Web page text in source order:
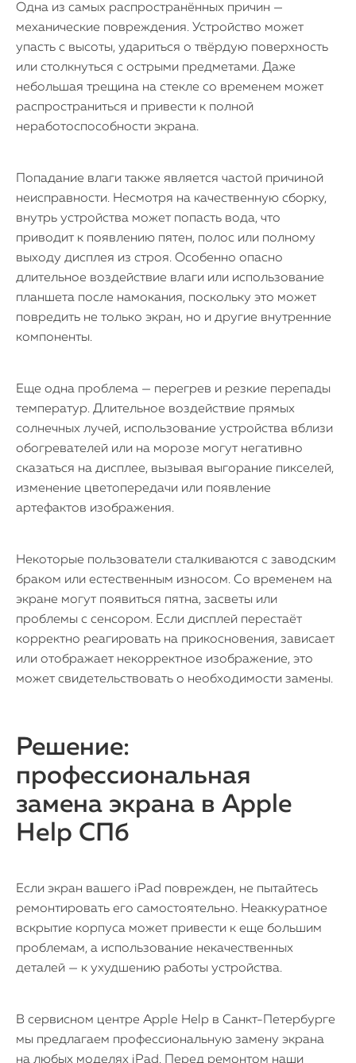
Одна из самых распространённых причин —
механические повреждения. Устройство может
упасть с высоты, удариться о твёрдую поверхность
или столкнуться с острыми предметами. Даже
небольшая трещина на стекле со временем может
распространиться и привести к полной
неработоспособности экрана.
Попадание влаги также является частой причиной
неисправности. Несмотря на качественную сборку,
внутрь устройства может попасть вода, что
приводит к появлению пятен, полос или полному
выходу дисплея из строя. Особенно опасно
длительное воздействие влаги или использование
планшета после намокания, поскольку это может
повредить не только экран, но и другие внутренние
компоненты.
Еще одна проблема — перегрев и резкие перепады
температур. Длительное воздействие прямых
солнечных лучей, использование устройства вблизи
обогревателей или на морозе могут негативно
сказаться на дисплее, вызывая выгорание пикселей,
изменение цветопередачи или появление
артефактов изображения.
Некоторые пользователи сталкиваются с заводским
браком или естественным износом. Со временем на
экране могут появиться пятна, засветы или
проблемы с сенсором. Если дисплей перестаёт
корректно реагировать на прикосновения, зависает
или отображает некорректное изображение, это
может свидетельствовать о необходимости замены.
Решение:
профессиональная
замена экрана в Apple
Help СПб
Если экран вашего iPad поврежден, не пытайтесь
ремонтировать его самостоятельно. Неаккуратное
вскрытие корпуса может привести к еще большим
проблемам, а использование некачественных
деталей — к ухудшению работы устройства.
В сервисном центре Apple Help в Санкт-Петербурге
мы предлагаем профессиональную замену экрана
на любых моделях iPad. Перед ремонтом наши